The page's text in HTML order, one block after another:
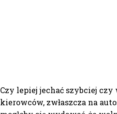
Czy lepiej jechać szybciej
kierowców, zwłaszcza na